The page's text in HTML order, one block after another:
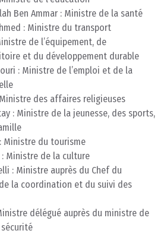
Ben Ammar : Ministre de la santé
: Ministre du transport
de l’équipement, de
et du développement durable
: Ministre de l’emploi et de la
des affaires religieuses
: Ministre de la jeunesse, des sports,
Ministre du tourisme
Ministre de la culture
: Ministre auprès du Chef du
la coordination et du suivi des
délégué auprès du ministre de
sécurité